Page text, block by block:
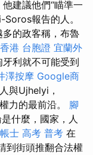
建議他們“瞄準一
報告的人。
的政客稱，布魯
香港 台胞證 宜蘭外
利就不可能受到
澤按摩 Google商
與Ujhelyi，
力的最前沿。 腳
什麼，國家，人
士 高考 普考 在
到街頭推翻合法權